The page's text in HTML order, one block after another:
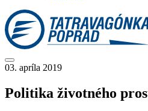
03. apríla 2019
Politika životného